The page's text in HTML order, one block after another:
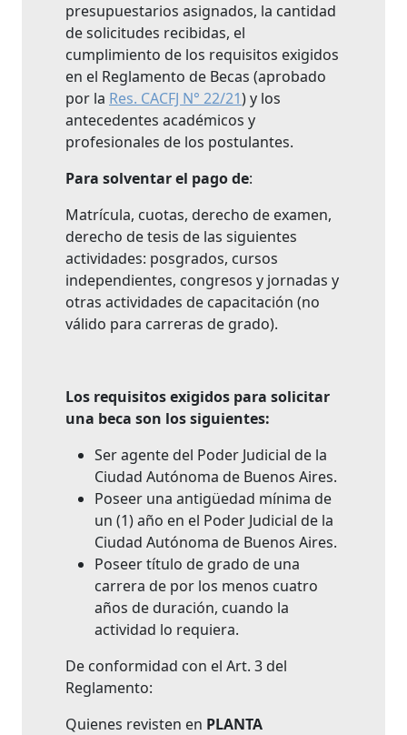
presupuestarios asignados, la cantidad
de solicitudes recibidas, el
cumplimiento de los requisitos exigidos
en el Reglamento de Becas (aprobado
por la Res. CACFJ N° 22/21) y los
antecedentes académicos y
profesionales de los postulantes.
Para solventar el pago de:
Matrícula, cuotas, derecho de examen,
derecho de tesis de las siguientes
actividades: posgrados, cursos
independientes, congresos y jornadas y
otras actividades de capacitación (no
válido para carreras de grado).
Los requisitosexigidos para solicitar
una beca son los siguientes:
Ser agente del Poder Judicial de la
Ciudad Autónoma de Buenos Aires.
Poseer una antigüedad mínima de
un (1) año en el Poder Judicial de la
Ciudad Autónoma de Buenos Aires.
Poseer título de grado de una
carrera de por los menos cuatro
años de duración, cuando la
actividad lo requiera.
De conformidad con el Art. 3 del
Reglamento:
Quienes revisten en PLANTA